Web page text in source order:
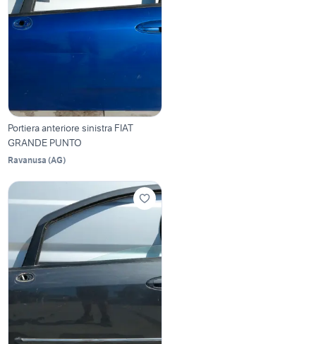
Portiera anteriore sinistra FIAT
GRANDE PUNTO
Ravanusa (AG)